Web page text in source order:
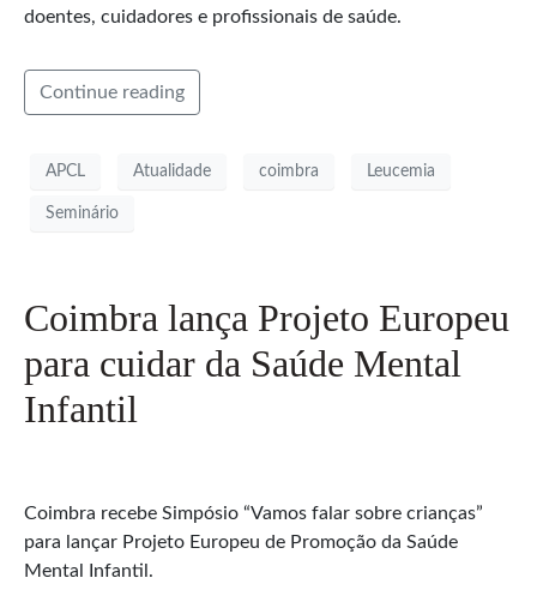
doentes, cuidadores e profissionais de saúde.
Continue reading
APCL Atualidade coimbra Leucemia
Seminário
Coimbra lança Projeto Europeu
para cuidar da Saúde Mental
Infantil
Coimbra recebe Simpósio “Vamos falar sobre crianças”
para lançar Projeto Europeu de Promoção da Saúde
Mental Infantil.